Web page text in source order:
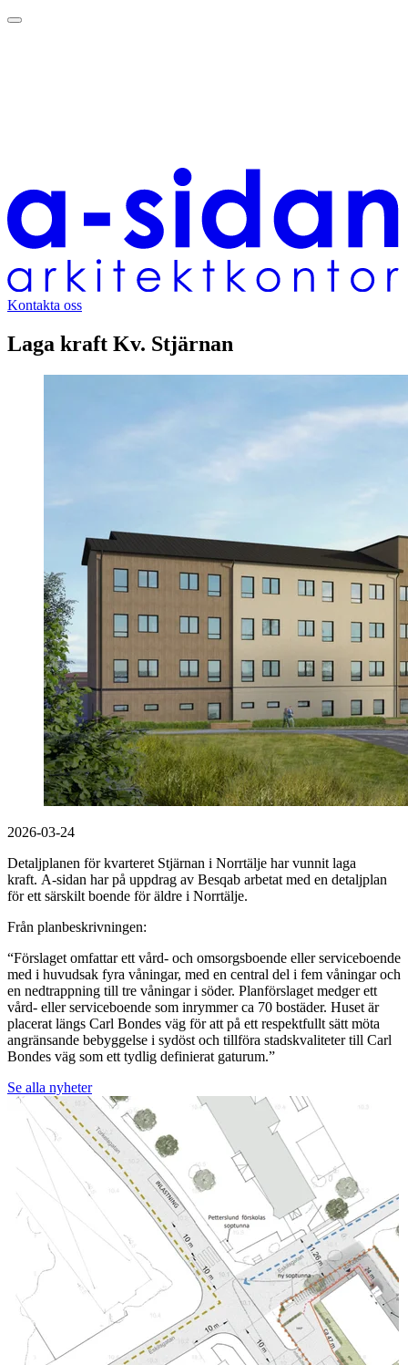
Kontakta oss
Laga kraft Kv. Stjärnan
2026-03-24
Detaljplanen för kvarteret Stjärnan i Norrtälje har vunnit laga
kraft. A-sidan har på uppdrag av Besqab arbetat med en detaljplan
för ett särskilt boende för äldre i Norrtälje.
Från planbeskrivningen:
“Förslaget omfattar ett vård- och omsorgsboende eller serviceboende
med i huvudsak fyra våningar, med en central del i fem våningar och
en nedtrappning till tre våningar i söder. Planförslaget medger ett
vård- eller serviceboende som inrymmer ca 70 bostäder. Huset är
placerat längs Carl Bondes väg för att på ett respektfullt sätt möta
angränsande bebyggelse i sydöst och tillföra stadskvaliteter till Carl
Bondes väg som ett tydlig definierat gaturum.”
Se alla nyheter